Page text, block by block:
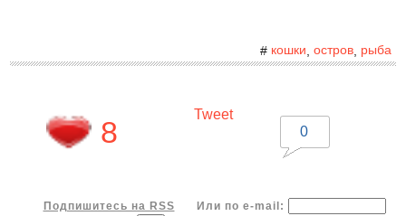
# кошки остров, рыба
8
Tweet
0
Подпишитесь на RSS
Или по e-mail: